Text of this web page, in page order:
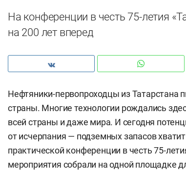
На конференции в честь 75-летия
на 200 лет вперед
Нефтяники-первопроходцы из Татарстана
страны. Многие технологии рождались
всей страны и даже мира. И сегодня
от исчерпания — подземных запасов
практической конференции в честь 75-
мероприятия собрали на одной площадке